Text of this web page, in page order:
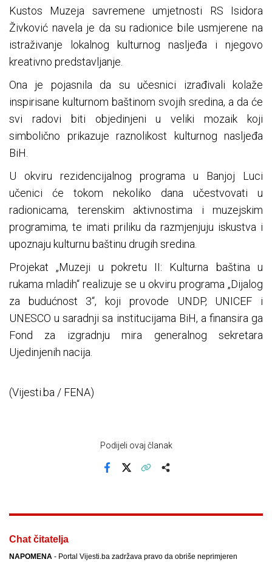
Kustos Muzeja savremene umjetnosti RS Isidora
Živković navela je da su radionice bile usmjerene na
istraživanje lokalnog kulturnog nasljeđa i njegovo
kreativno predstavljanje.
Ona je pojasnila da su učesnici izrađivali kolaže
inspirisane kulturnom baštinom svojih sredina, a da će
svi radovi biti objedinjeni u veliki mozaik koji
simbolično prikazuje raznolikost kulturnog nasljeđa
BiH.
U okviru rezidencijalnog programa u Banjoj Luci
učenici će tokom nekoliko dana učestvovati u
radionicama, terenskim aktivnostima i muzejskim
programima, te imati priliku da razmjenjuju iskustva i
upoznaju kulturnu baštinu drugih sredina.
Projekat „Muzeji u pokretu II: Kulturna baština u
rukama mladih“ realizuje se u okviru programa „Dijalog
za budućnost 3“, koji provode UNDP, UNICEF i
UNESCO u saradnji sa institucijama BiH, a finansira ga
Fond za izgradnju mira generalnog sekretara
Ujedinjenih nacija.
(Vijesti.ba / FENA)
Podijeli ovaj članak
Chat čitatelja
NAPOMENA - Portal Vijesti.ba zadržava pravo da obriše neprimjeren